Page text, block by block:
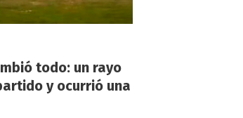
todo: un rayo
y ocurrió una